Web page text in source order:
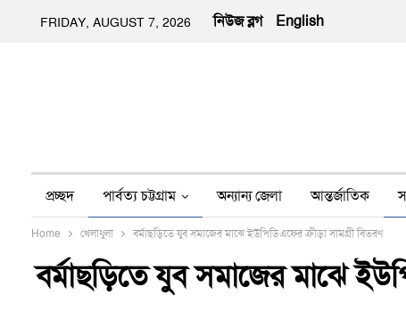
FRIDAY, AUGUST 7, 2026 নিউজ ব্লগ English
প্রচ্ছদ পার্বত্য চট্টগ্রাম অন্যান্য জেলা আন্তর্জাতিক
অন্য মিডিয়া ইতিহাস জীবন-যাপন তথ্য প্রযুক্তি
Home খেলাধুলা বর্মাছড়িতে যুব সমাজের মাঝে ইউপিডিএফের ক্রীড়া সামগ্রী বিতরণ
বর্মাছড়িতে যুব সমাজের মাঝে